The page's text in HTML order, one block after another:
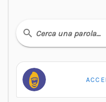
Cerca una parola…